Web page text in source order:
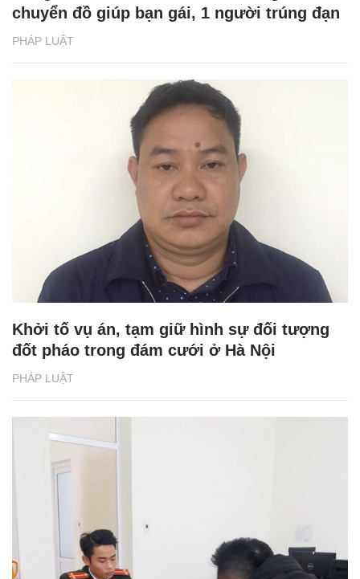
PHÁP LUẬT
chuyển đồ giúp bạn gái, 1 người trúng đạn
PHÁP LUẬT
Khởi tố vụ án, tạm giữ hình sự đối tượng
đốt pháo trong đám cưới ở Hà Nội